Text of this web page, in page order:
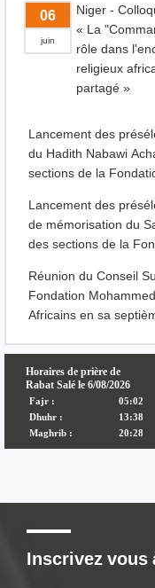
06
juin
Niger -
« La
rôle dans
religieux
partagé »
Lancement des
du Hadith Nabawi
sections de la
Lancement des
de mémorisation du
des sections de la
Réunion du Conseil
Fondation
Africains en sa
Inscrivez vous